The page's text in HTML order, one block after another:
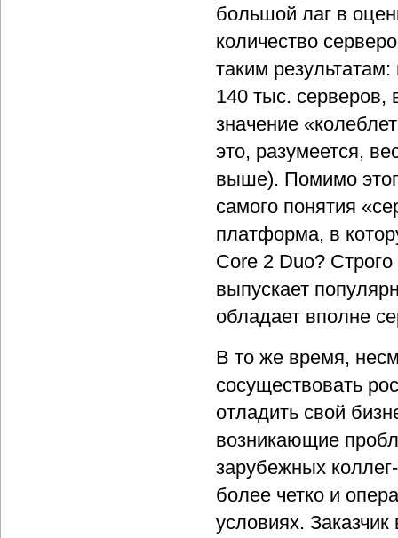
большой лаг в
количество
таким
140 тыс. серверов,
значение
это, разумеется,
выше). Помимо
самого понятия
платформа, в
Core 2 Duo? Строго
выпускает
обладает вполне
В то же время,
сосуществовать
отладить свой
возникающие
зарубежных
более четко и
условиях.